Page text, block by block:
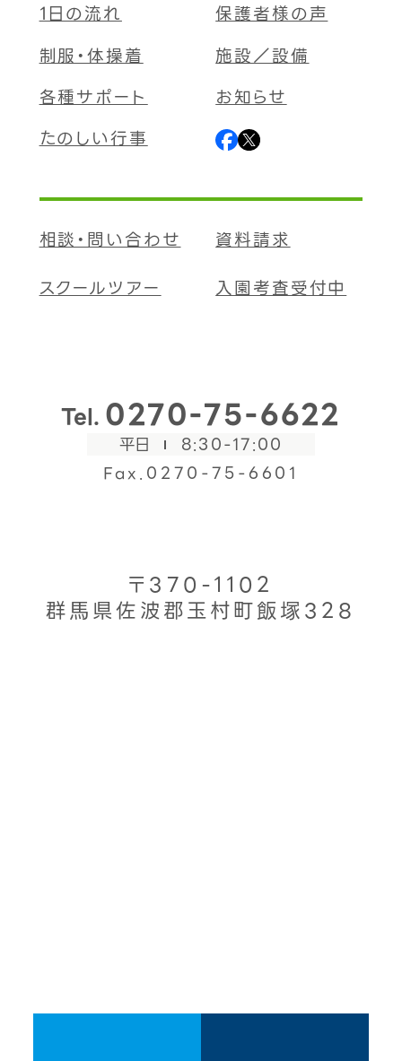
1日の流れ
制服・体操着
各種サポート
たのしい行事
保護者様の声
施設／設備
お知らせ
相談・問い合わせ
資料請求
スクールツアー
入園考査受付中
Tel. 0270-75-6622
平日
8:30-17:00
Fax.0270-75-6601
〒370-1102
群馬県佐波郡玉村町飯塚328